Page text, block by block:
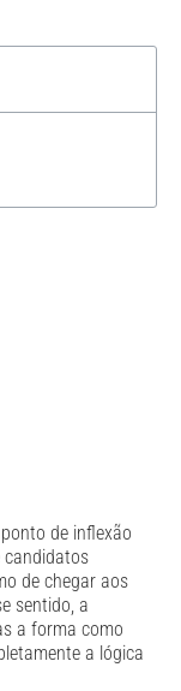
de inflexão
candidatos
de chegar aos
sentido, a
a forma como
a lógica